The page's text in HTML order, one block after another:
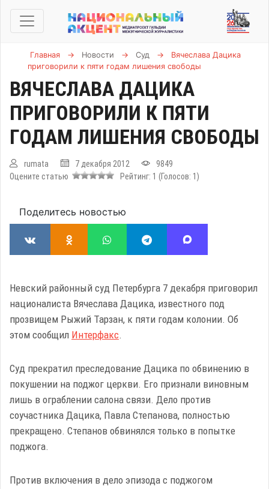
Главная → Новости → Суд →
Вячеслава Дацика
приговорили к пяти годам лишения свободы
ВЯЧЕСЛАВА ДАЦИКА
ПРИГОВОРИЛИ К ПЯТИ
ГОДАМ ЛИШЕНИЯ СВОБОДЫ
rumata 7 декабря 2012
9849
Оцените статью
Рейтинг: 1 (Голосов: 1 )
Поделитесь новостью
Невский районный суд Петербурга 7 декабря приговорил
националиста Вячеслава Дацика, известного под
прозвищем Рыжий Тарзан, к пяти годам колонии. Об
этом сообщил Интерфакс.
Суд прекратил преследование Дацика по обвинению в
покушении на поджог церкви. Его признали виновным
лишь в ограблении салона связи. Дело против
соучастника Дацика, Павла Степанова, полностью
прекращено. Степанов обвинялся только в попытке
поджога.
Против включения в дело эпизода с поджогом